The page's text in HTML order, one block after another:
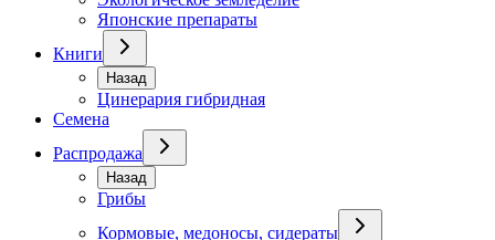
Японские препараты
Книги
Назад
Цинерария гибридная
Семена
Распродажа
Назад
Грибы
Кормовые, медоносы, сидераты